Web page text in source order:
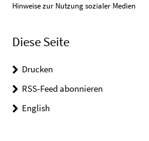
Hinweise zur Nutzung sozialer Medien
Diese Seite
Drucken
RSS-Feed abonnieren
English